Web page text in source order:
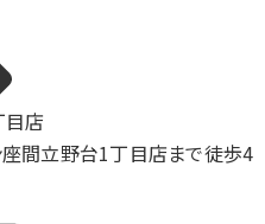
座間立野台1丁目店まで徒歩4